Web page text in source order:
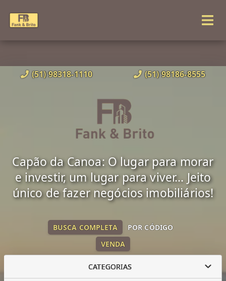
(51) 98318-1110 (51) 98186-8555
Capão da Canoa: O lugar para morar
e investir, um lugar para viver... Jeito
único de fazer negócios imobiliários!
VENDA
BUSCA COMPLETA POR CÓDIGO
CATEGORIAS